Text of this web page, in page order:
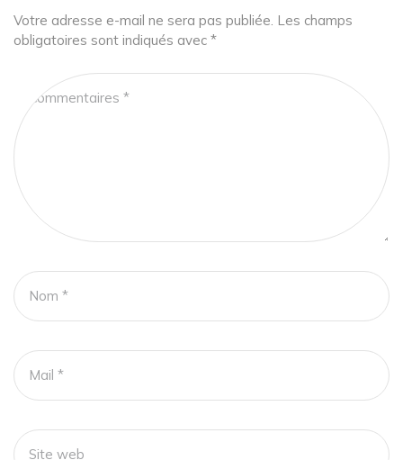
Votre adresse e-mail ne sera pas publiée. Les champs
obligatoires sont indiqués avec *